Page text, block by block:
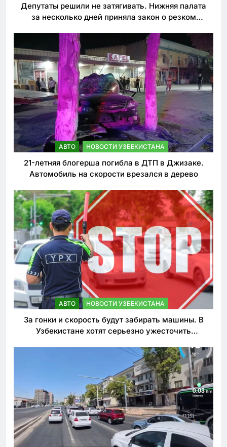
Депутаты решили не затягивать. Нижняя палата
за несколько дней приняла закон о резком
АВТО НОВОСТИ УЗБЕКИСТАНА
21-летняя блогерша погибла в ДТП в Джизаке.
Автомобиль на скорости врезался в дерево
АВТО НОВОСТИ УЗБЕКИСТАНА
За гонки и скорость будут забирать машины. В
Узбекистане хотят серьезно ужесточить